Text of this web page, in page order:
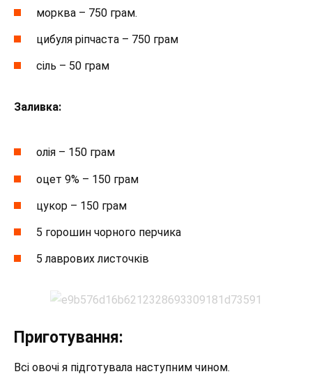
морква – 750 грам.
цибуля ріпчаста – 750 грам
сіль – 50 грам
Заливка:
олія – 150 грам
оцет 9% – 150 грам
цукор – 150 грам
5 горошин чорного перчика
5 лаврових листочків
Приготування:
Всі овочі я підготувала наступним чином.